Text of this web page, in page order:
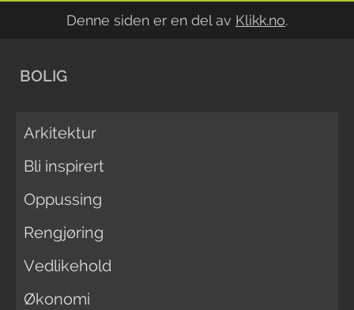
Denne siden er en del av Klikk.no.
BOLIG
Arkitektur
Bli inspirert
Oppussing
Rengjøring
Vedlikehold
Økonomi